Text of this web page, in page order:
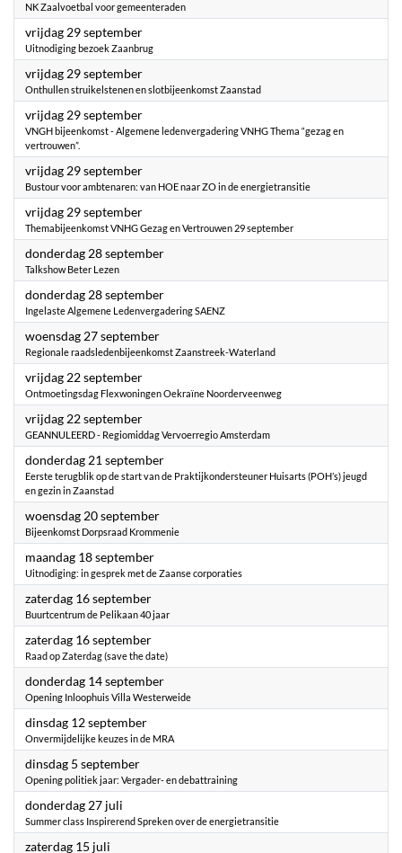
NK Zaalvoetbal voor gemeenteraden
vrijdag 29 september2023
Uitnodiging bezoek Zaanbrug
vrijdag 29 september2023
Onthullen struikelstenen en slotbijeenkomst Zaanstad
vrijdag 29 september2023
VNGH bijeenkomst - Algemene ledenvergadering VNHG Thema “gezag en
vertrouwen”.
vrijdag 29 september2023
Bustour voor ambtenaren: van HOE naar ZO in de energietransitie
vrijdag 29 september2023
Themabijeenkomst VNHG Gezag en Vertrouwen 29 september
donderdag 28 september2023
Talkshow Beter Lezen
donderdag 28 september2023
Ingelaste Algemene Ledenvergadering SAENZ
woensdag 27 september2023
Regionale raadsledenbijeenkomst Zaanstreek-Waterland
vrijdag 22 september2023
Ontmoetingsdag Flexwoningen Oekraïne Noorderveenweg
vrijdag 22 september2023
GEANNULEERD - Regiomiddag Vervoerregio Amsterdam
donderdag 21 september2023
Eerste terugblik op de start van de Praktijkondersteuner Huisarts (POH’s) jeugd
en gezin in Zaanstad
woensdag 20 september2023
Bijeenkomst Dorpsraad Krommenie
maandag 18 september2023
Uitnodiging: in gesprek met de Zaanse corporaties
zaterdag 16 september2023
Buurtcentrum de Pelikaan 40 jaar
zaterdag 16 september2023
Raad op Zaterdag (save the date)
donderdag 14 september2023
Opening Inloophuis Villa Westerweide
dinsdag 12 september2023
Onvermijdelijke keuzes in de MRA
dinsdag 5 september2023
Opening politiek jaar: Vergader- en debattraining
donderdag 27 juli
Summer class Inspirerend Spreken over de energietransitie
zaterdag 15 juli